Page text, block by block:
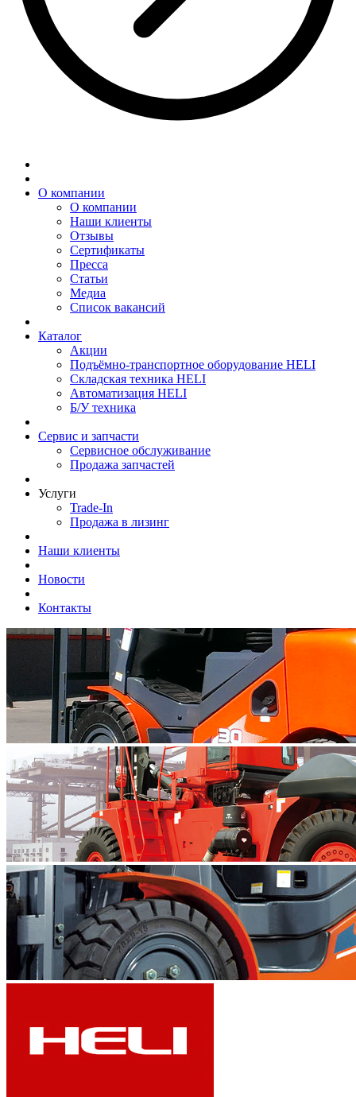
О компании
О компании
Наши клиенты
Отзывы
Сертификаты
Пресса
Статьи
Медиа
Список вакансий
Каталог
Акции
Подъёмно-транспортное оборудование HELI
Складская техника HELI
Автоматизация HELI
Б/У техника
Сервис и запчасти
Сервисное обслуживание
Продажа запчастей
Услуги
Trade-In
Продажа в лизинг
Наши клиенты
Новости
Контакты